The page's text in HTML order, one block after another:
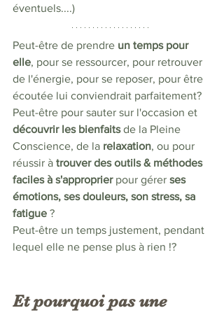
éventuels....)
Peut-être de prendre un temps pour
elle, pour se ressourcer, pour retrouver
de l'énergie, pour se reposer, pour être
écoutée lui conviendrait parfaitement?
Peut-être pour sauter sur l'occasion et
découvrir les bienfaits de la Pleine
Conscience, de la relaxation, ou pour
réussir à trouver des outils & méthodes
faciles à s'approprier pour gérer ses
émotions, ses douleurs, son stress, sa
fatigue ?
Peut-être un temps justement, pendant
lequel elle ne pense plus à rien !?
Et pourquoi pas une